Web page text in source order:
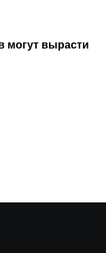
могут вырасти